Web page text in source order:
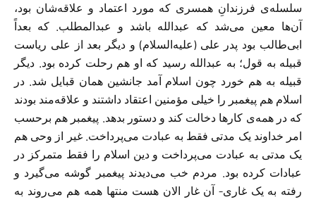
سلسله‌ی فرزندانِ همسری که مورد اعتماد و علاقه‌شان بود،
آن‌ها معین می‌شد که عبدالله باشد و عبدالمطلب. که بعداً
ابی‌طالب بود پدر علی (علیه‌السلام) و دیگر بعد از علی ریاست
قبیله به قول؛ به عبدالله رسید که او هم رحلت کرده بود. دیگر
قبیله به هم خورد چون اسلام آمد جانشین‌‌ همان قبایل شد. در
اسلام هم پیغمبر را خیلی مؤمنین اعتقاد داشتند و علاقه‌مند بودند
که در همه‌ی کار‌ها دخالت کند و دستور بدهد. پیغمبر هم برحسب
امر خداوند یک مدتی فقط به عبادت می‌پرداخت. غیر از وحی هم
یک مدتی به عبادت می‌پرداخت و دین اسلام را فقط متمرکز در
عبادات کرده بود. مردم خب می‌دیدند پیغمبر گوشه می‌گیرد و
رفته به یک غاری- آن غار الان هست منتها همه هم می‌روند به